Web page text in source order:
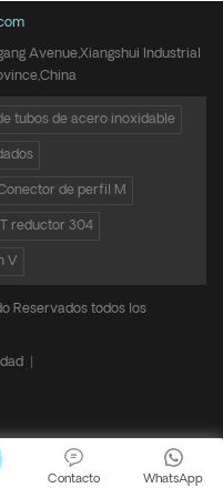
Avenue,Xiangshui Industrial
tubos de acero inoxidable
de perfil M
T reductor 304
V
Reservados todos los
WhatsApp
Contacto